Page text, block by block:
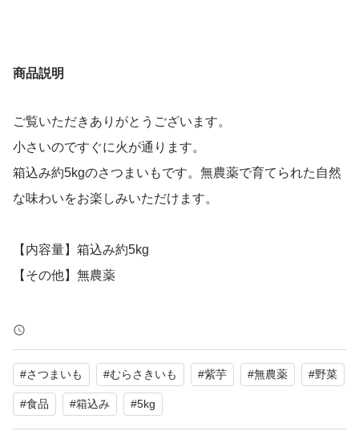
商品説明
ご覧いただきありがとうございます。
小さいのですぐに火が通ります。
箱込み約5kgのさつまいもです。無農薬で育てられた自然
な味わいをお楽しみいただけます。
【内容量】箱込み約5kg
【その他】無農薬
よろしくお願いいたします。
#さつまいも #むらさきいも #紫芋 #無農薬 #野菜
#食品 #箱込み #5kg